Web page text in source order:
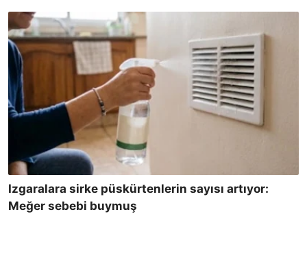
Izgaralara sirke püskürtenlerin sayısı artıyor:
Meğer sebebi buymuş